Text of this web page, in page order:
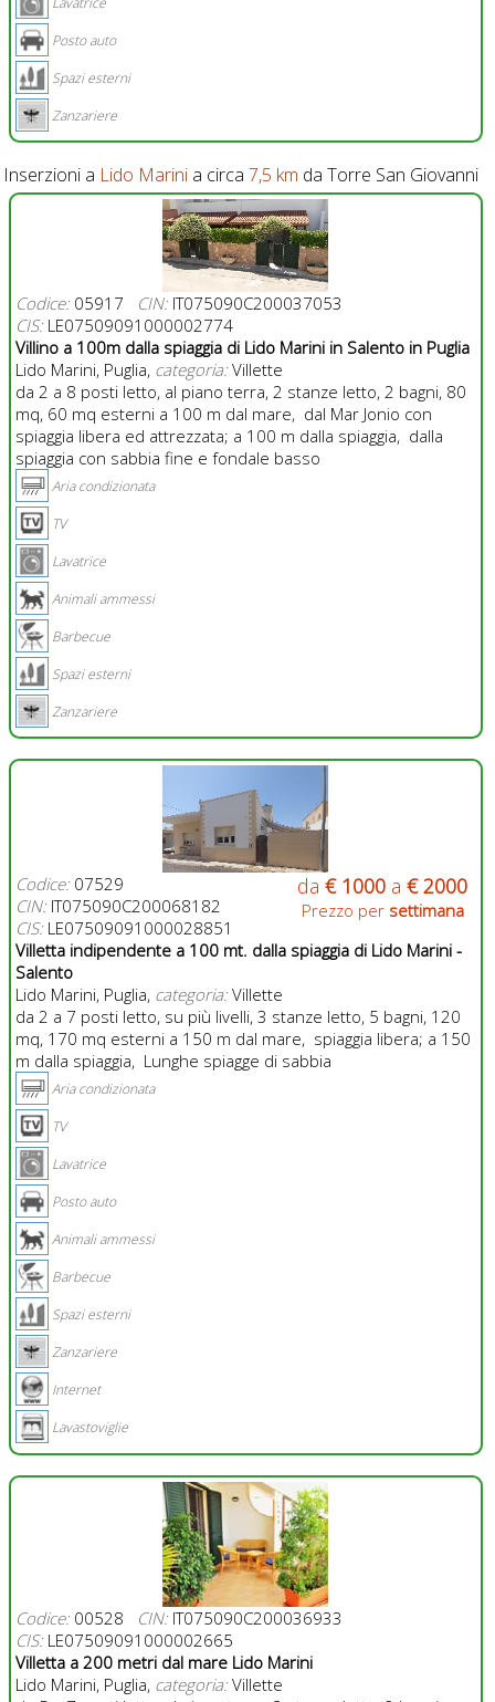
Posto auto
Spazi esterni
Zanzariere
Inserzioni a Lido Marinia circa 7,5 km da Torre San Giovanni
Codice:05917 CIN:IT075090C200037053
CIS:LE07509091000002774
Villino a 100m dalla spiaggia di Lido Marini in Salento in Puglia
Lido Marini, Puglia, categoria:Villette
da 2 a 8 posti letto, al piano terra, 2 stanze letto, 2 bagni, 80
mq, 60 mq esterni a 100 m dal mare, dal Mar Jonio con
spiaggia libera ed attrezzata; a 100 m dalla spiaggia, dalla
spiaggia con sabbia fine e fondale basso
Aria condizionata
TV
Lavatrice
Animali ammessi
Barbecue
Spazi esterni
Zanzariere
da€ 1000 a€ 2000
Prezzo per settimana
Codice:07529
CIN:IT075090C200068182
CIS:LE07509091000028851
Villetta indipendente a 100 mt. dalla spiaggia di Lido Marini -
Salento
Lido Marini, Puglia, categoria:Villette
da 2 a 7 posti letto, su più livelli, 3 stanze letto, 5 bagni, 120
mq, 170 mq esterni a 150 m dal mare, spiaggia libera; a 150
m dalla spiaggia, Lunghe spiagge di sabbia
Aria condizionata
TV
Lavatrice
Posto auto
Animali ammessi
Barbecue
Spazi esterni
Zanzariere
Internet
Lavastoviglie
Codice:00528 CIN:IT075090C200036933
CIS:LE07509091000002665
Villetta a 200 metri dal mare Lido Marini
Lido Marini, Puglia, categoria:Villette